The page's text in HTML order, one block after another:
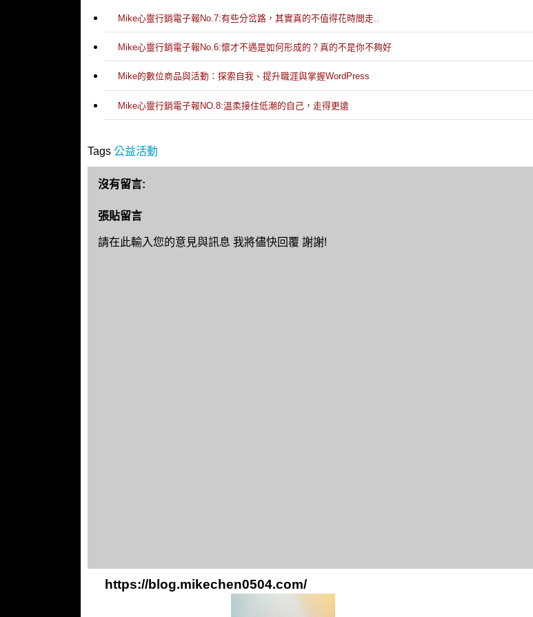
Mike心靈行銷電子報No.7:有些分岔路，其實真的不值得花時間走..
Mike心靈行銷電子報No.6:懷才不遇是如何形成的？真的不是你不夠好
Mike的數位商品與活動：探索自我、提升職涯與掌握WordPress
Mike心靈行銷電子報NO.8:溫柔接住低潮的自己，走得更遠
Tags 公益活動
沒有留言:
張貼留言
請在此輸入您的意見與訊息 我將儘快回覆 謝謝!
https://blog.mikechen0504.com/